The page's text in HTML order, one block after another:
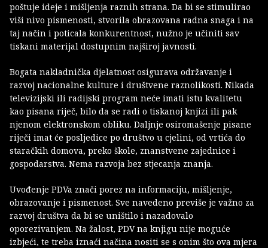
poštuje ideje i mišljenja raznih strana. Da bi se stimulirao
viši nivo pismenosti, stvorila obrazovana radna snaga i na
taj način i poticala konkurentnost, nužno je učiniti sav
tiskani materijal dostupnim najširoj javnosti.
Bogata nakladnička djelatnost osigurava održavanje i
razvoj nacionalne kulture i društvene raznolikosti. Nikada
televizijski ili radijski program neće imati istu kvalitetu
kao pisana riječ, bilo da se radi o tiskanoj knjizi ili pak
njenom elektronskom obliku. Daljnje osiromašenje pisane
riječi imat će posljedice po društvo u cjelini, od vrtića do
staračkih domova, preko škole, znanstvene zajednice i
gospodarstva. Nema razvoja bez stjecanja znanja.
Uvođenje PDVa znači porez na informaciju, mišljenje,
obrazovanje i pismenost. Sve navedeno previše je važno za
razvoj društva da bi se uništilo i nazadovalo
oporezivanjem. Na žalost, PDV na knjigu nije moguće
izbjeći, te treba iznaći načina nositi se s onim što ova mjera